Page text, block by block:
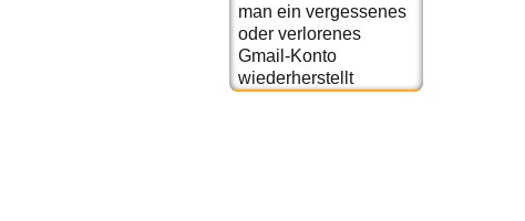
man ein vergessenes
oder verlorenes
Gmail-Konto
wiederherstellt